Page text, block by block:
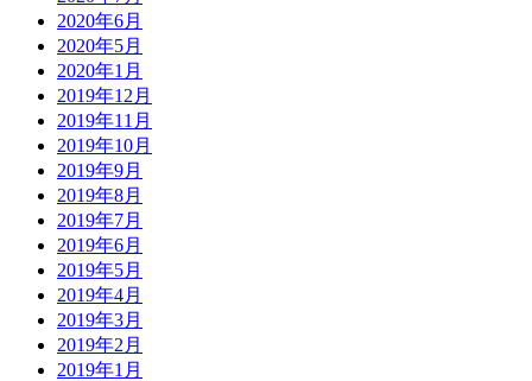
2020年6月
2020年5月
2020年1月
2019年12月
2019年11月
2019年10月
2019年9月
2019年8月
2019年7月
2019年6月
2019年5月
2019年4月
2019年3月
2019年2月
2019年1月